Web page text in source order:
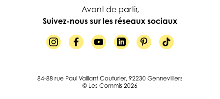
Avant de partir,
Suivez-nous sur les réseaux sociaux
84-88 rue Paul Vaillant Couturier, 92230 Gennevilliers
© Les Commis 2026